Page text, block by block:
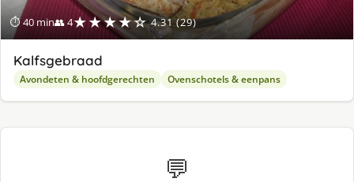
⏱ 40 min👥 4★★★★☆ 4.31 (29)
Kalfsgebraad
Avondeten & hoofdgerechten Ovenschotels & eenpans
💬